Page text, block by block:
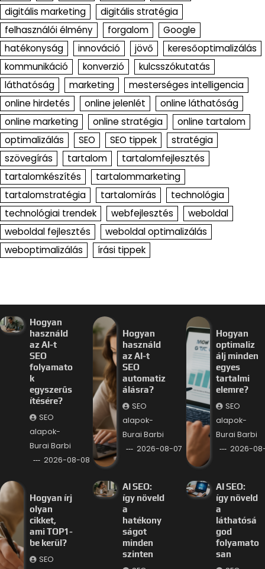
digitális marketing
digitális stratégia
felhasználói élmény
forgalom
Google
hatékonyság
innováció jövő
keresőoptimalizálás
kommunikáció
konverzió
kulcsszókutatás
láthatóság
marketing
mesterséges intelligencia
online hirdetés
online jelenlét
online láthatóság
online marketing
online stratégia
online tartalom
optimalizálás
SEO SEO tippek
stratégia
szövegírás
tartalom
tartalomfejlesztés
tartalomkészítés
tartalommarketing
tartalomstratégia
tartalomírás
technológia
technológiai trendek
webfejlesztés
weboldal
weboldal fejlesztés
weboldal optimalizálás
weboptimalizálás
írási tippek
Hogyan
használd
az AI-t
SEO
folyamato
k
egyszerűs
ítésére?
SEO
alapok-
Burai Barbi
2026-08-08
Hogyan
használd
az AI-t
SEO
automatiz
álásra?
SEO
alapok-
Burai Barbi
2026-08-07
Hogyan
optimaliz
álj minden
egyes
tartalmi
elemre?
SEO
alapok-
Burai Barbi
2026-
Hogyan írj
olyan
cikket,
ami TOP1-
be kerül?
SEO
AI SEO:
így növeld
a
hatékony
ságot
minden
szinten
AI SEO:
így növeld
a
láthatósá
god
folyamato
san